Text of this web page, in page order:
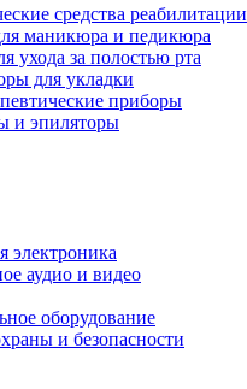
средства реабилитации
маникюра и педикюра
ухода за полостью рта
для укладки
приборы
и эпиляторы
электроника
аудио и видео
оборудование
и безопасности